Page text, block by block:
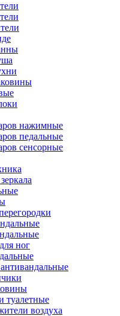
нажимные
педальные
сенсорные
ног
туалетные
воздуха